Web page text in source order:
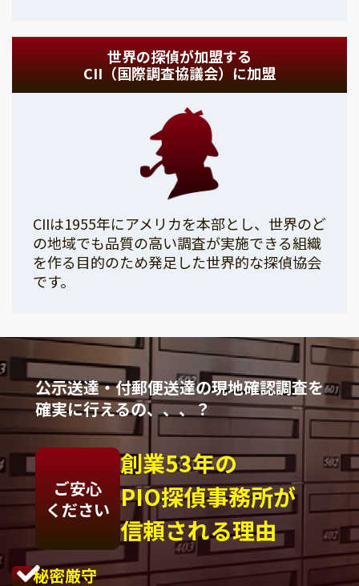
世界の探偵が加盟する
CII（国際調査協議会）に加盟
CIIは1955年にアメリカを本部とし、世界のど
の地域でも品質の高い調査が実施できる組織
を作る目的のため発足した世界的な探偵協会
です。
公示送達・付郵便送達の現地確認調査を
確実に行えるの、、、？
ご安心
ください
創業53年の
PIO探偵事務所が
信頼される理由
秘密厳守